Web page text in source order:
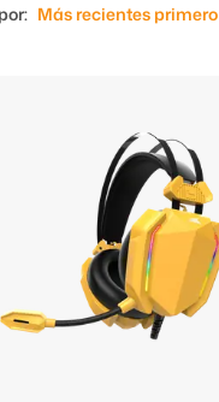
Más recientes primero